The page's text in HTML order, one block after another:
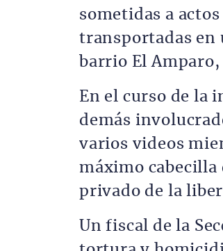
sometidas a
transportadas en
barrio El
En el curso de la
demás
varios videos
máximo cabecilla
privado de la
Un fiscal de la